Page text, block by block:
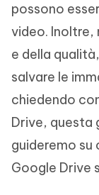
possono
video. Inoltre,
e della
salvare le
chiedendo
Drive, questa
guideremo su
Google Drive